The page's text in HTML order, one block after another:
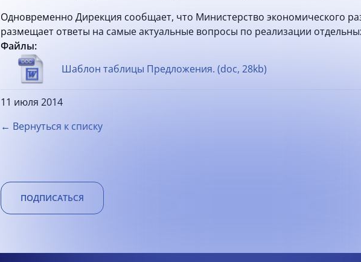
Одновременно Дирекция сообщает, что Министерство экономического
размещает ответы на самые актуальные вопросы по реализации
Файлы:
Шаблон таблицы Предложения. (doc, 28kb)
11 июля 2014
← Вернуться к списку
ПОДПИСАТЬСЯ